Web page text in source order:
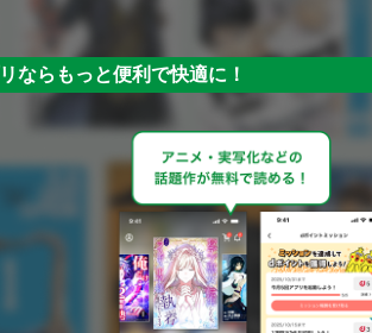
ならもっと便利で快適に！